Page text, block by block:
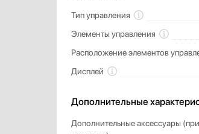
Тип управления
Элементы управления
Расположение элементов
Дисплей
Дополнительные
Дополнительные аксессуары